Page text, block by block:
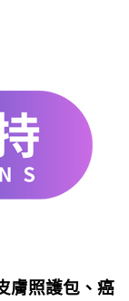
膚照護包、癌